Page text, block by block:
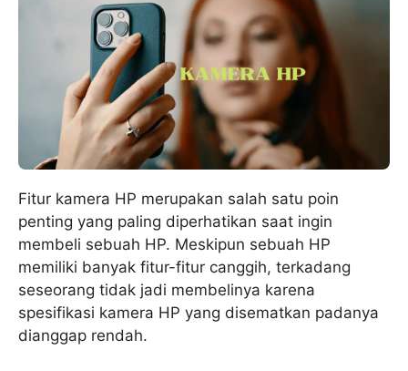
Fitur kamera HP merupakan salah satu poin
penting yang paling diperhatikan saat ingin
membeli sebuah HP. Meskipun sebuah HP
memiliki banyak fitur-fitur canggih, terkadang
seseorang tidak jadi membelinya karena
spesifikasi kamera HP yang disematkan padanya
dianggap rendah.